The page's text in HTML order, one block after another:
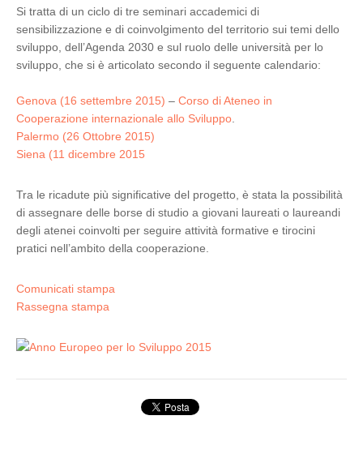
Si tratta di un ciclo di tre seminari accademici di
sensibilizzazione e di coinvolgimento del territorio sui temi dello
sviluppo, dell’Agenda 2030 e sul ruolo delle università per lo
sviluppo, che si è articolato secondo il seguente calendario:
Genova (16 settembre 2015) – Corso di Ateneo in
Cooperazione internazionale allo Sviluppo.
Palermo (26 Ottobre 2015)
Siena (11 dicembre 2015
Tra le ricadute più significative del progetto, è stata la possibilità
di assegnare delle borse di studio a giovani laureati o laureandi
degli atenei coinvolti per seguire attività formative e tirocini
pratici nell’ambito della cooperazione.
Comunicati stampa
Rassegna stampa